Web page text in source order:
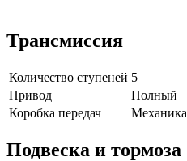
Трансмиссия
Количество ступеней 5
Привод
Полный
Коробка передач
Механика
Подвеска и тормоза